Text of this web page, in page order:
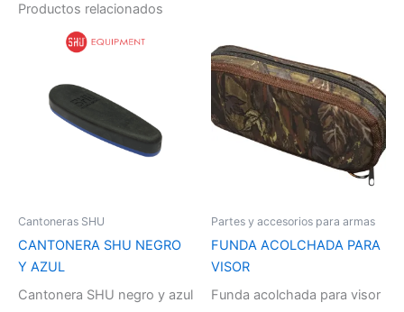
Productos relacionados
Cantoneras SHU
CANTONERA SHU NEGRO
Y AZUL
Cantonera SHU negro y azul
Partes y accesorios para armas
FUNDA ACOLCHADA PARA
VISOR
Funda acolchada para visor